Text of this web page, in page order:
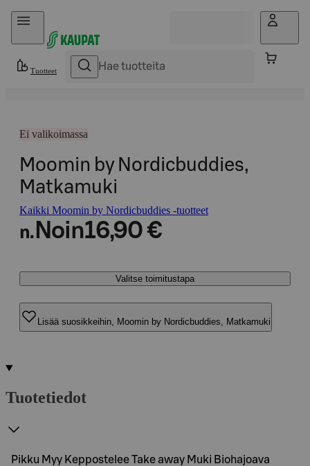
Hyppää sisältöön
Tuotteet
Ei valikoimassa
Moomin by Nordicbuddies,
Matkamuki
Kaikki Moomin by Nordicbuddies -tuotteet
n. Noin16,90 €
Valitse toimitustapa
Lisää suosikkeihin, Moomin by Nordicbuddies, Matkamuki
Tuotetiedot
Pikku Myy Keppostelee Take away Muki Biohajoava